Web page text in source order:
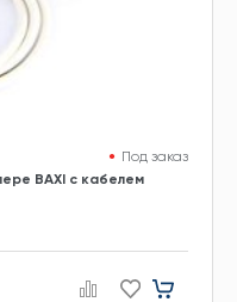
Под заказ
BAXI c кабелем